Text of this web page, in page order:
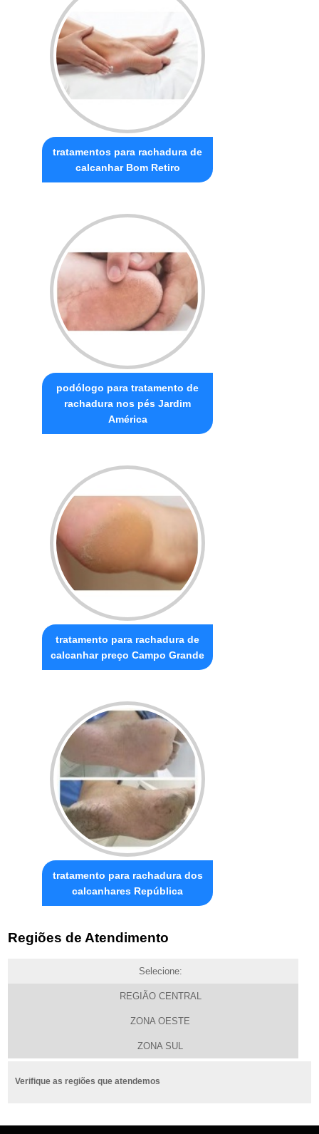
tratamentos para rachadura de
calcanhar Bom Retiro
podólogo para tratamento de
rachadura nos pés Jardim
América
tratamento para rachadura de
calcanhar preço Campo Grande
tratamento para rachadura dos
calcanhares República
Regiões de Atendimento
Selecione:
REGIÃO CENTRAL
ZONA OESTE
ZONA SUL
Verifique as regiões que atendemos